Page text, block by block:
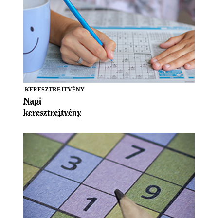
KERESZTREJTVÉNY
Napi
keresztrejtvény